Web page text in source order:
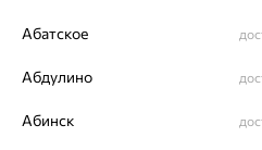
Абатское
Абдулино
Абинск